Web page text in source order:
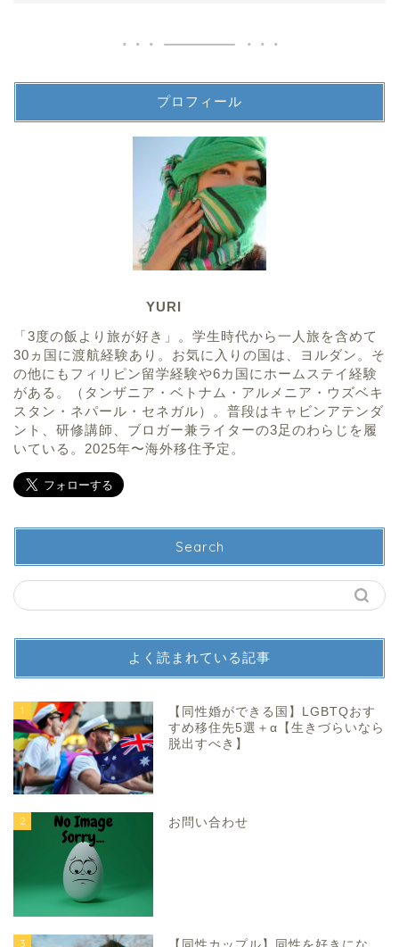
プロフィール
YURI
「3度の飯より旅が好き」。学生時代から一人旅を含めて
30ヵ国に渡航経験あり。お気に入りの国は、ヨルダン。そ
の他にもフィリピン留学経験や6カ国にホームステイ経験
がある。（タンザニア・ベトナム・アルメニア・ウズベキ
スタン・ネパール・セネガル）。普段はキャビンアテンダ
ント、研修講師、ブロガー兼ライターの3足のわらじを履
いている。2025年〜海外移住予定。
Search
よく読まれている記事
1
【同性婚ができる国】LGBTQおす
すめ移住先5選＋α【生きづらいなら
脱出すべき】
2 お問い合わせ
3